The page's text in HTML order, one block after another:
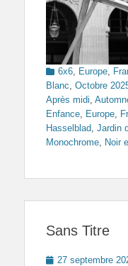
Categories
6x6, Europe,
Blanc, Octobre
Après midi,
Enfance, Europe,
Hasselblad, Jardin
Monochrome, Noir
Sans Titre
Posted
27 septembre